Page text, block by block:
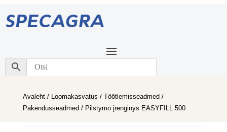
Avaleht/ Loomakasvatus / Töötlemisseadmed /
Pakendusseadmed / Pilstymo įrenginys EASYFILL 500